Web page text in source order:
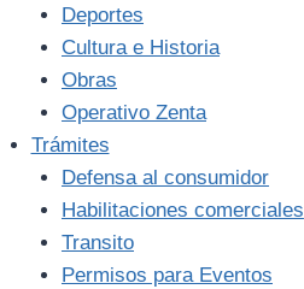
Deportes
Cultura e Historia
Obras
Operativo Zenta
Trámites
Defensa al consumidor
Habilitaciones comerciales
Transito
Permisos para Eventos